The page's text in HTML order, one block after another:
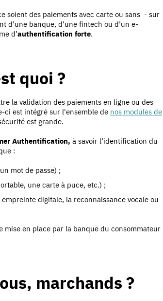
soient des paiements avec carte ou sans - sur
d’une banque, d’une fintech ou d’un e-
d’authentification forte.
quoi ?
la validation des paiements en ligne ou des
ci est intégré sur l'ensemble de nos modules de
est grande.
Authentification, à savoir l’identification du
:
mot de passe) ;
une carte à puce, etc.) ;
digitale, la reconnaissance vocale ou
mise en place par la banque du consommateur
marchands ?